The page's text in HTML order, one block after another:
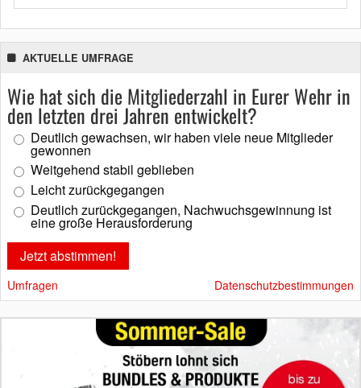
AKTUELLE UMFRAGE
Wie hat sich die Mitgliederzahl in Eurer Wehr in
den letzten drei Jahren entwickelt?
Deutlich gewachsen, wir haben viele neue Mitglieder
gewonnen
Weitgehend stabil geblieben
Leicht zurückgegangen
Deutlich zurückgegangen, Nachwuchsgewinnung ist
eine große Herausforderung
Umfragen Datenschutzbestimmungen